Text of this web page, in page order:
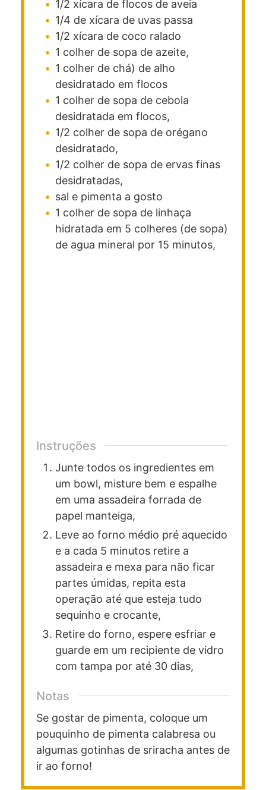
1/2 xícara de flocos de aveia
1/4 de xícara de uvas passa
1/2 xícara de coco ralado
1 colher de sopa de azeite,
1 colher de chá) de alho
desidratado em flocos
1 colher de sopa de cebola
desidratada em flocos,
1/2 colher de sopa de orégano
desidratado,
1/2 colher de sopa de ervas finas
desidratadas,
sal e pimenta a gosto
1 colher de sopa de linhaça
hidratada em 5 colheres (de sopa)
de agua mineral por 15 minutos,
Instruções
Junte todos os ingredientes em
um bowl, misture bem e espalhe
em uma assadeira forrada de
papel manteiga,
Leve ao forno médio pré aquecido
e a cada 5 minutos retire a
assadeira e mexa para não ficar
partes úmidas, repita esta
operação até que esteja tudo
sequinho e crocante,
Retire do forno, espere esfriar e
guarde em um recipiente de vidro
com tampa por até 30 dias,
Notas
Se gostar de pimenta, coloque um
pouquinho de pimenta calabresa ou
algumas gotinhas de sriracha antes de
ir ao forno!